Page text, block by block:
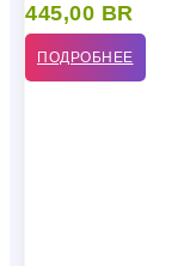
445,00 BR
ПОДРОБНЕЕ